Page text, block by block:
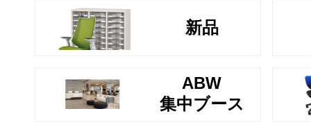
新品
ABW
集中ブース